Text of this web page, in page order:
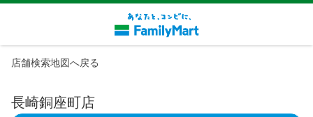
店舗検索地図へ戻る
長崎銅座町店